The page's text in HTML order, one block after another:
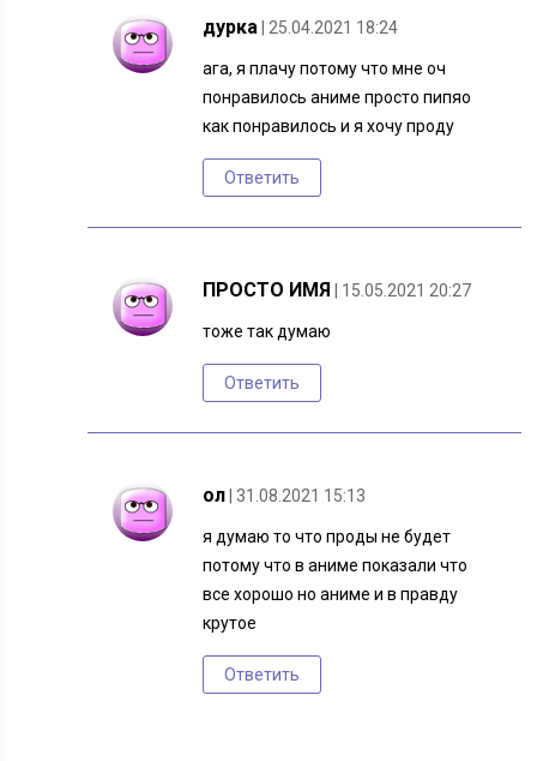
дурка | 25.04.2021 18:24
ага, я плачу потому что мне оч
понравилось аниме просто пипяо
как понравилось и я хочу проду
Ответить
ПРОСТО ИМЯ | 15.05.2021 20:27
тоже так думаю
Ответить
ол | 31.08.2021 15:13
я думаю то что проды не будет
потому что в аниме показали что
все хорошо но аниме и в правду
крутое
Ответить